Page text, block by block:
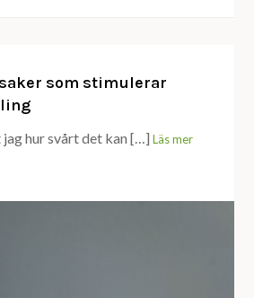
som stimulerar
hur svårt det kan […]